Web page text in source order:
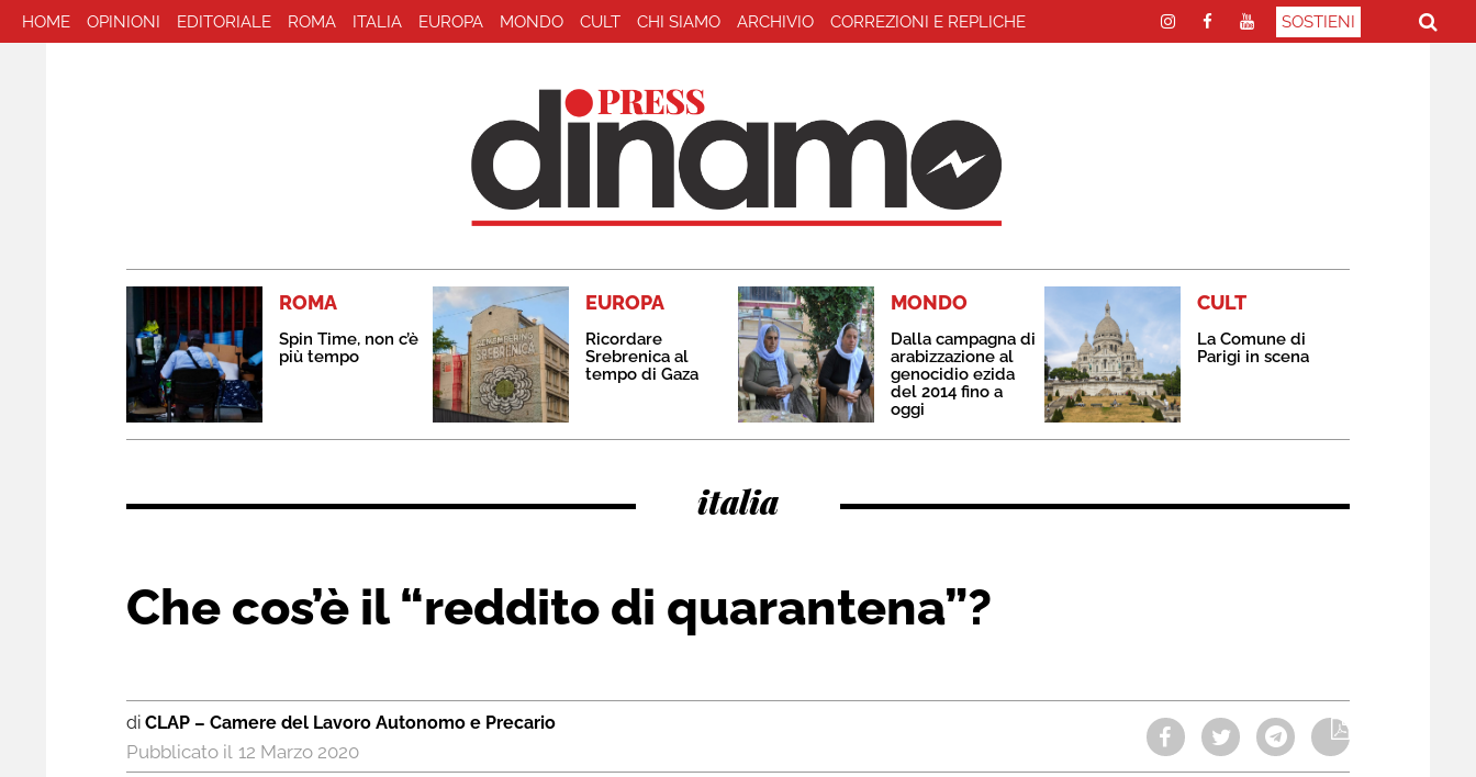
HOME OPINIONI EDITORIALE ROMA ITALIA EUROPA MONDO CULT CHI SIAMO ARCHIVIO CORREZIONI E REPLICHE SOSTIENI
ROMA
Spin Time, non c’è
più tempo
EUROPA
Ricordare
Srebrenica al
tempo di Gaza
MONDO
Dalla campagna di
arabizzazione al
genocidio ezida
del 2014 fino a
oggi
CULT
La Comune di
Parigi in scena
italia
Che cos’è il “reddito di quarantena”?
di CLAP – Camere del Lavoro Autonomo e Precario
12 Marzo 2020